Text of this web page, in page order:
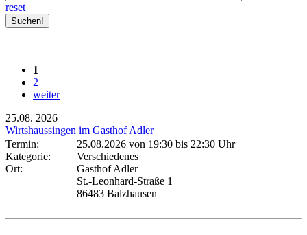
reset
1
2
weiter
25.08. 2026
Wirtshaussingen im Gasthof Adler
Termin:
25.08.2026 von 19:30 bis 22:30 Uhr
Kategorie:
Verschiedenes
Ort:
Gasthof Adler
St.-Leonhard-Straße 1
86483 Balzhausen